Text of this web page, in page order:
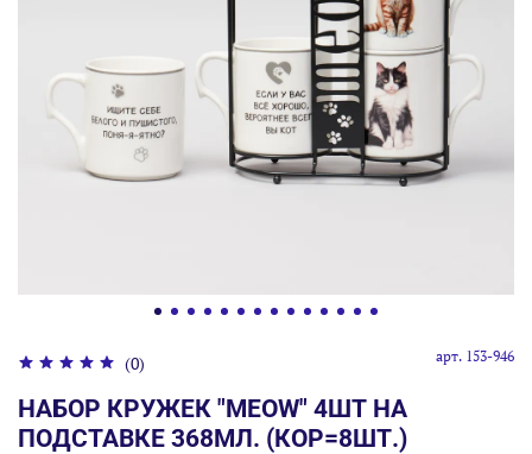
(0) арт. 153-946
НАБОР КРУЖЕК "MEOW" 4ШТ НА
ПОДСТАВКЕ 368МЛ. (КОР=8ШТ.)